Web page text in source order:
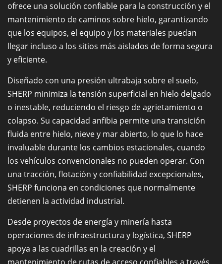
ofrece una solución confiable para la construcción y el
mantenimiento de caminos sobre hielo, garantizando
que los equipos, el equipo y los materiales puedan
llegar incluso a los sitios más aislados de forma segura
y eficiente.
Diseñado con una presión ultrabaja sobre el suelo,
SHERP minimiza la tensión superficial en hielo delgado
o inestable, reduciendo el riesgo de agrietamiento o
colapso. Su capacidad anfibia permite una transición
fluida entre hielo, nieve y mar abierto, lo que lo hace
invaluable durante los cambios estacionales, cuando
los vehículos convencionales no pueden operar. Con
una tracción, flotación y confiabilidad excepcionales,
SHERP funciona en condiciones que normalmente
detienen la actividad industrial.
Desde proyectos de energía y minería hasta
operaciones de infraestructura y logística, SHERP
apoya a las cuadrillas en la creación y el